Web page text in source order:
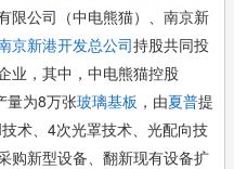
限公司（中电熊猫）、南京新
京新港开发总公司持股共同投
业，其中，中电熊猫控股
量为8万张玻璃基板 ，由夏普提
术、4次光罩技术、光配向技
购新型设备、翻新现有设备扩